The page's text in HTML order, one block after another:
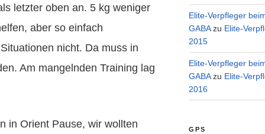
letzter oben an. 5 kg weniger
aber so einfach
nicht. Da muss in
Am mangelnden Training lag
in Orient Pause, wir wollten
Elite-Verpfleger
GABAzu Elite-
2015
Elite-Verpfleger
GABAzu Elite-
2016
GPS